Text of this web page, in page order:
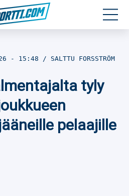
- 15:48 SALTTU FORSSTRÖM
tyly
pelaajille